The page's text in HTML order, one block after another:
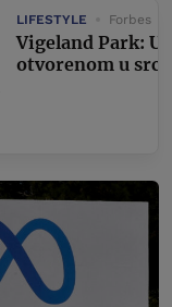
LIFESTYLE Forbes
Vigeland Park:
otvorenom u srcu